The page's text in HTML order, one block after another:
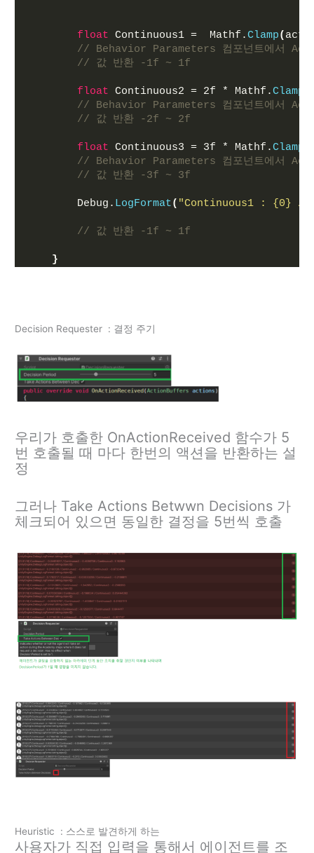
float Continuous1 =  Mathf.Clamp(
// Behavior Parameters 컴포넌트에서
// 값 반환 -1f ~ 1f
float Continuous2 = 2f * Mathf.Clamp
// Behavior Parameters 컴포넌트에서
// 값 반환 -2f ~ 2f
float Continuous3 = 3f * Mathf.Clamp
// Behavior Parameters 컴포넌트에서
// 값 반환 -3f ~ 3f
        Debug.
LogFormat( "Continuous1 : {0} /
// 값 반환 -1f ~ 1f
}
Decision Requester : 결정 주기
우리가 호출한 OnActionReceived 함수가 5
번 호출될 때 마다 한번의 액션을 반환하는 설
정
그러나 Take Actions Betwwn Decisions 가
체크되어 있으면 동일한 결정을 5번씩 호출
Heuristic : 스스로 발견하게 하는
사용자가 직접 입력을 통해서 에이전트를 조